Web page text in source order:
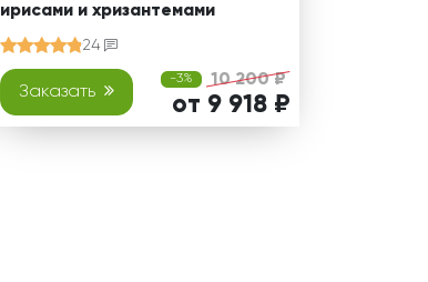
ирисами и хризантемами
24
Заказать
-3% 10 200 ₽
от 9 918 ₽